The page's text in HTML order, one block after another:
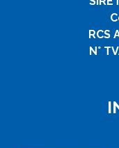
RCS
N°